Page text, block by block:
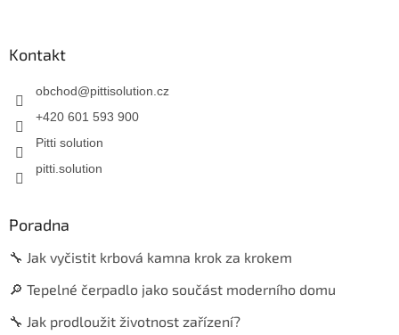
Kontakt
obchod@pittisolution.cz
+420 601 593 900
Pitti solution
pitti.solution
Poradna
🔧 Jak vyčistit krbová kamna krok za krokem
🔎 Tepelné čerpadlo jako součást moderního domu
🔧 Jak prodloužit životnost zařízení?